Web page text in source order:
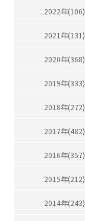
2022年(106)
2021年(131)
2020年(368)
2019年(333)
2018年(272)
2017年(482)
2016年(357)
2015年(212)
2014年(243)